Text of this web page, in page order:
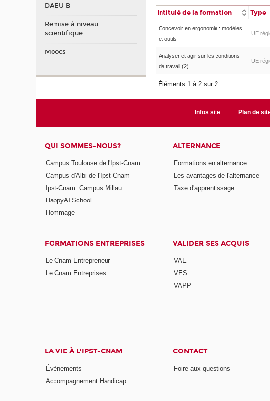
Intitulé de la formation Type
Concevoir en ergonomie : modèles
et outils
UE
Analyser et agir sur les conditions
de travail (2)
UE
Éléments 1 à 2 sur 2
DAEU B
Remise à niveau
scientifique
Moocs
Infos site Plan de
QUI SOMMES-NOUS?
Campus Toulouse de l'Ipst-Cnam
Campus d'Albi de l'Ipst-Cnam
Ipst-Cnam: Campus Millau
HappyATSchool
Hommage
ALTERNANCE
Formations en alternance
Les avantages de l'alternance
Taxe d'apprentissage
FORMATIONS ENTREPRISES
Le Cnam Entrepreneur
Le Cnam Entreprises
VALIDER SES ACQUIS
VAE
VES
VAPP
LA VIE À L'IPST-CNAM
Évènements
Accompagnement Handicap
CONTACT
Foire aux questions